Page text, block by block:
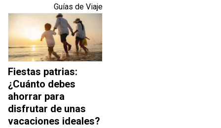
Guías de Viaje
Fiestas patrias:
¿Cuánto debes
ahorrar para
disfrutar de unas
vacaciones ideales?